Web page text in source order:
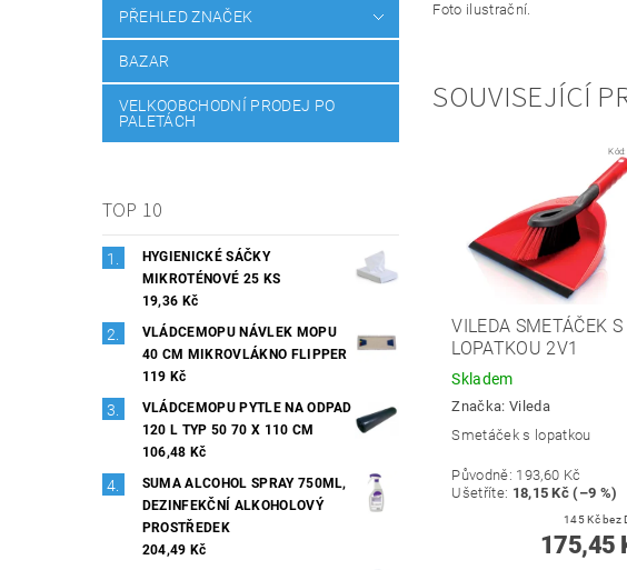
PŘEHLED ZNAČEK
BAZAR
VELKOOBCHODNÍ PRODEJ PO
PALETÁCH
TOP 10
HYGIENICKÉ SÁČKY
MIKROTÉNOVÉ 25 KS
19,36 Kč
VLÁDCEMOPU NÁVLEK MOPU
40 CM MIKROVLÁKNO FLIPPER
119 Kč
VLÁDCEMOPU PYTLE NA ODPAD
120 L TYP 50 70 X 110 CM
106,48 Kč
SUMA ALCOHOL SPRAY 750ML,
DEZINFEKČNÍ ALKOHOLOVÝ
PROSTŘEDEK
204,49 Kč
Foto ilustrační.
SOUVISEJÍCÍ
Kód:
VILEDA SMETÁČEK S
LOPATKOU 2V1
Skladem
Značka: Vileda
Smetáček s lopatkou
Původně: 193,60 Kč
Ušetříte: 18,15 Kč (–9 %)
145 Kč
175,45